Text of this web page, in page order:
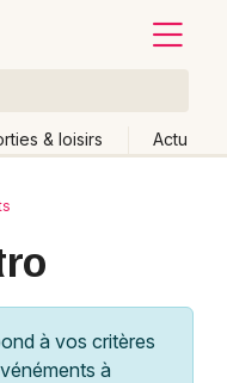
& loisirs Actu
à vos critères
à